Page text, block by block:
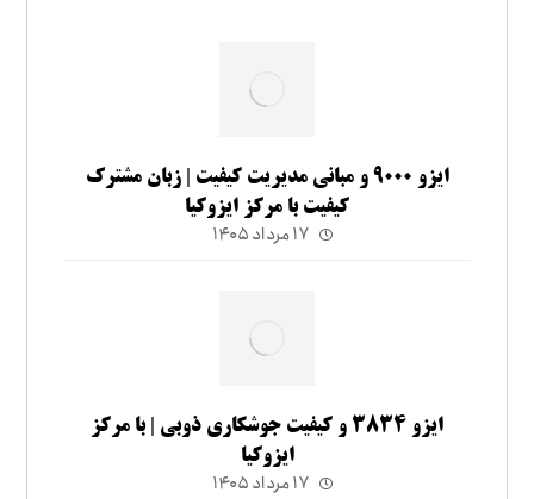
ایزو ۹۰۰۰ و مبانی مدیریت کیفیت | زبان مشترک
کیفیت با مرکز ایزوکیا
۱۷ مرداد ۱۴۰۵
ایزو ۳۸۳۴ و کیفیت جوشکاری ذوبی | با مرکز
ایزوکیا
۱۷ مرداد ۱۴۰۵